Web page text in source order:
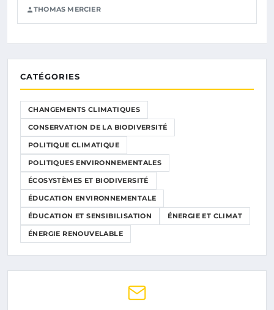
THOMAS MERCIER
CATÉGORIES
CHANGEMENTS CLIMATIQUES
CONSERVATION DE LA BIODIVERSITÉ
POLITIQUE CLIMATIQUE
POLITIQUES ENVIRONNEMENTALES
ÉCOSYSTÈMES ET BIODIVERSITÉ
ÉDUCATION ENVIRONNEMENTALE
ÉDUCATION ET SENSIBILISATION ÉNERGIE ET CLIMAT
ÉNERGIE RENOUVELABLE